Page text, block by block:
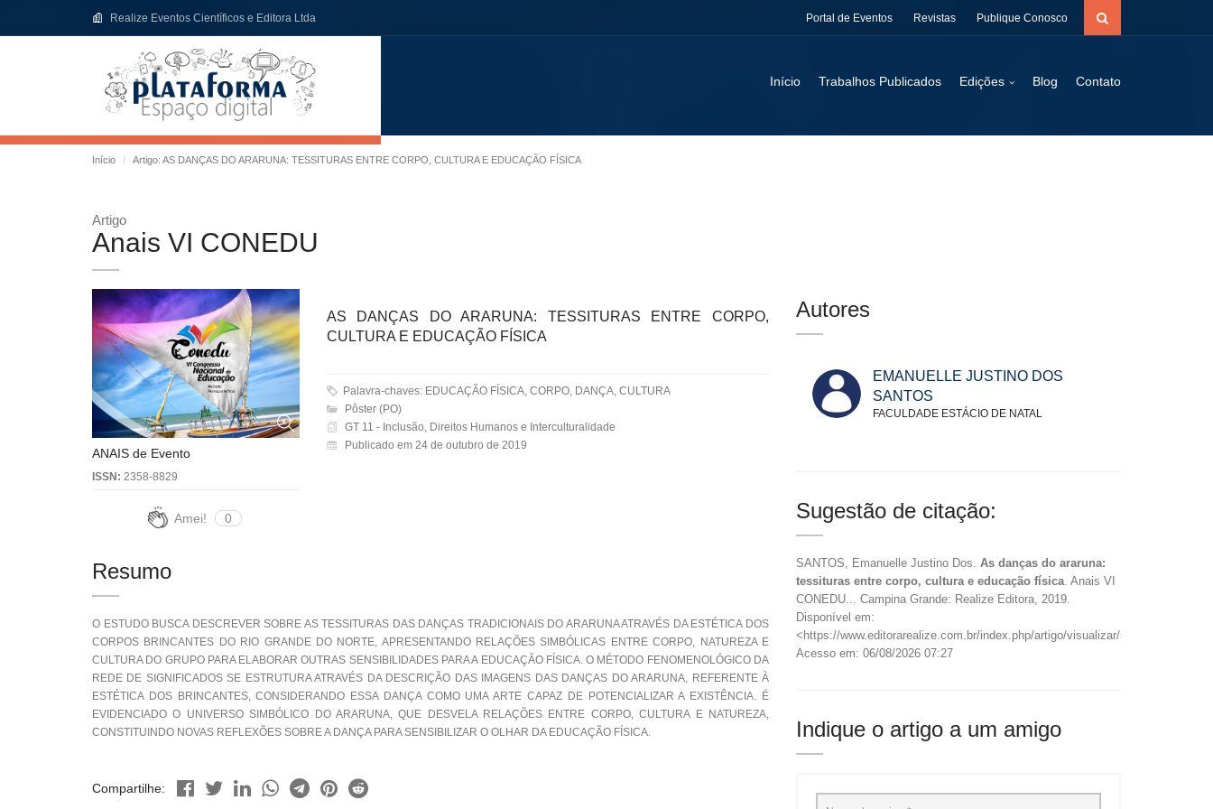
Realize Eventos Científicos e Editora Ltda Portal de Eventos Revistas Publique Conosco
Início Trabalhos Publicados Edições Blog Contato
Início Artigo: AS DANÇAS DO ARARUNA: TESSITURAS ENTRE CORPO, CULTURA E EDUCAÇÃO FÍSICA
Artigo
Anais VI CONEDU
ANAIS de Evento
ISSN: 2358-8829
Amei! 0
AS DANÇAS DO ARARUNA: TESSITURAS ENTRE CORPO,
CULTURA E EDUCAÇÃO FÍSICA
Palavra-chaves: EDUCAÇÃO FÍSICA, CORPO, DANÇA, CULTURA
Pôster (PO)
GT 11 - Inclusão, Direitos Humanos e Interculturalidade
Publicado em 24 de outubro de 2019
Resumo
O ESTUDO BUSCA DESCREVER SOBRE AS TESSITURAS DAS DANÇAS TRADICIONAIS DO ARARUNA ATRAVÉS DA ESTÉTICA DOS
CORPOS BRINCANTES DO RIO GRANDE DO NORTE, APRESENTANDO RELAÇÕES SIMBÓLICAS ENTRE CORPO, NATUREZA E
CULTURA DO GRUPO PARA ELABORAR OUTRAS SENSIBILIDADES PARA A EDUCAÇÃO FÍSICA. O MÉTODO FENOMENOLÓGICO DA
REDE DE SIGNIFICADOS SE ESTRUTURA ATRAVÉS DA DESCRIÇÃO DAS IMAGENS DAS DANÇAS DO ARARUNA, REFERENTE À
ESTÉTICA DOS BRINCANTES, CONSIDERANDO ESSA DANÇA COMO UMA ARTE CAPAZ DE POTENCIALIZAR A EXISTÊNCIA. É
EVIDENCIADO O UNIVERSO SIMBÓLICO DO ARARUNA, QUE DESVELA RELAÇÕES ENTRE CORPO, CULTURA E NATUREZA,
CONSTITUINDO NOVAS REFLEXÕES SOBRE A DANÇA PARA SENSIBILIZAR O OLHAR DA EDUCAÇÃO FÍSICA.
Compartilhe:
Autores
EMANUELLE JUSTINO DOS
SANTOS
FACULDADE ESTÁCIO DE NATAL
Sugestão de citação:
SANTOS, Emanuelle Justino Dos. As danças do araruna:
tessituras entre corpo, cultura e educação física. Anais VI
CONEDU... Campina Grande: Realize Editora, 2019.
Disponível em:
<https://www.editorarealize.com.br/index.php/artigo/visualizar/59198>.
Acesso em: 06/08/2026 07:27
Indique o artigo a um amigo